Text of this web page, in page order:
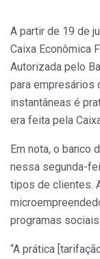
A partir de 19 de
Caixa Econômica
Autorizada pelo
para empresários
instantâneas é
era feita pela
Em nota, o banco
nessa segunda-
tipos de clientes.
programas
“A prática